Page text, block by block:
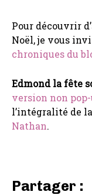
Pour découvrir
Noël, je vous
chroniques du
Edmond la fête
version non
l’intégralité de
Nathan.
Partager :